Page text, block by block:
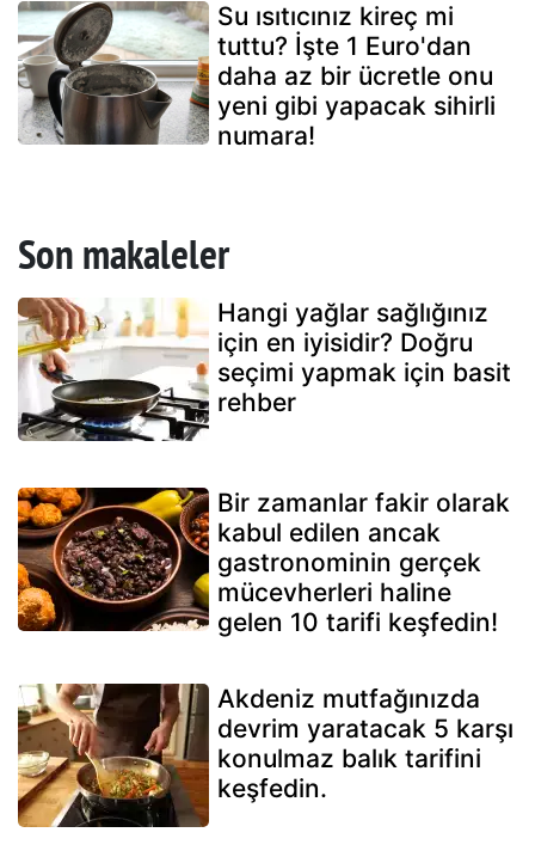
Su ısıtıcınız kireç mi
tuttu? İşte 1 Euro'dan
daha az bir ücretle onu
yeni gibi yapacak sihirli
numara!
Son makaleler
Hangi yağlar sağlığınız
için en iyisidir? Doğru
seçimi yapmak için basit
rehber
Bir zamanlar fakir olarak
kabul edilen ancak
gastronominin gerçek
mücevherleri haline
gelen 10 tarifi keşfedin!
Akdeniz mutfağınızda
devrim yaratacak 5 karşı
konulmaz balık tarifini
keşfedin.